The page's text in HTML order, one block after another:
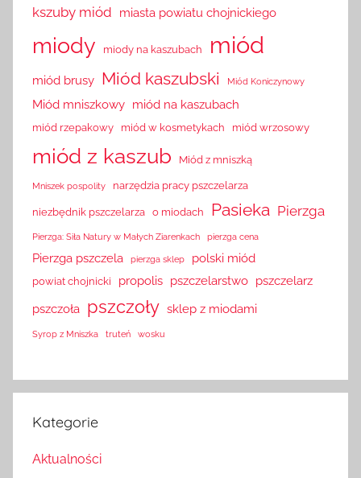
kszuby miód miasta powiatu chojnickiego
miody miody na kaszubach miód
miód brusy Miód kaszubski Miód Koniczynowy
Miód mniszkowy miód na kaszubach
miód rzepakowy miód w kosmetykach miód wrzosowy
miód z kaszub Miód z mniszką
Mniszek pospolity narzędzia pracy pszczelarza
niezbędnik pszczelarza o miodach Pasieka Pierzga
Pierzga: Siła Natury w Małych Ziarenkach pierzga cena
Pierzga pszczela pierzga sklep polski miód
powiat chojnicki propolis pszczelarstwo pszczelarz
pszczoła pszczoły sklep z miodami
Syrop z Mniszka truteń wosku
Kategorie
Aktualności